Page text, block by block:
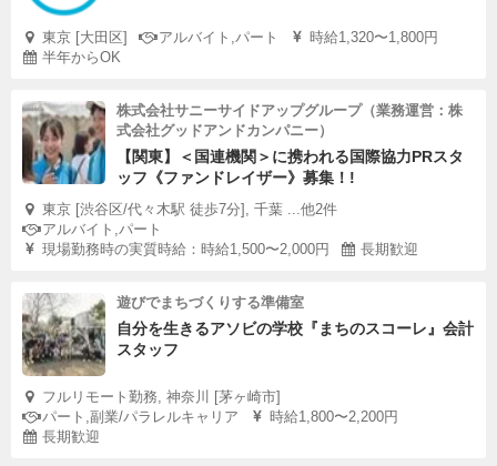
東京 [大田区] アルバイト,パート
時給1,320〜1,800円
半年からOK
株式会社サニーサイドアップグループ（業務運営：株
式会社グッドアンドカンパニー）
【関東】＜国連機関＞に携われる国際協力PRスタ
ッフ《ファンドレイザー》募集！!
東京 [渋谷区/代々木駅 徒歩7分], 千葉 ...他2件
アルバイト,パート
現場勤務時の実質時給：時給1,500〜2,000円
長期歓迎
遊びでまちづくりする準備室
自分を生きるアソビの学校『まちのスコーレ』会計
スタッフ
フルリモート勤務, 神奈川 [茅ヶ崎市]
パート,副業/パラレルキャリア
時給1,800〜2,200円
長期歓迎